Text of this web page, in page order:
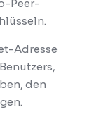
Peer-
Adresse
den